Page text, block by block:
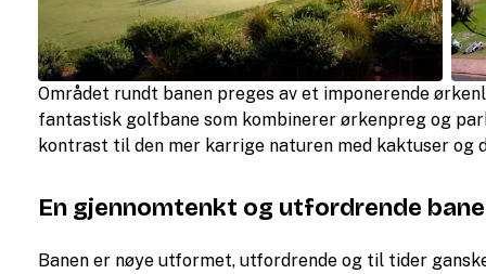
Området rundt banen preges av et imponerende
fantastisk golfbane som kombinerer ørkenpreg og
kontrast til den mer karrige naturen med kaktuser og
En gjennomtenkt og utfordrende bane
Banen er nøye utformet, utfordrende og til tider